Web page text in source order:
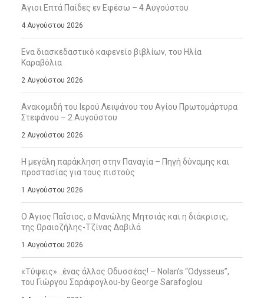
Άγιοι Επτά Παίδες εν Εφέσω – 4 Αυγούστου
4 Αυγούστου 2026
Ενα διασκεδαστικό καφενείο βιβλίων, του Ηλία
Καραβόλια
2 Αυγούστου 2026
Ανακομιδή του Ιερού Λειψάνου του Αγίου Πρωτομάρτυρα
Στεφάνου – 2 Αυγούστου
2 Αυγούστου 2026
Η μεγάλη παράκληση στην Παναγία – Πηγή δύναμης και
προστασίας για τους πιστούς
1 Αυγούστου 2026
Ο Άγιος Παΐσιος, ο Μανώλης Μητσιάς και η διάκρισις,
της Ωραιοζήλης-Τζίνας Δαβιλά
1 Αυγούστου 2026
«Τύψεις»…ένας άλλος Οδυσσέας! – Nolan’s “Odysseus”,
του Γιώργου Σαράφογλου-by George Sarafoglou